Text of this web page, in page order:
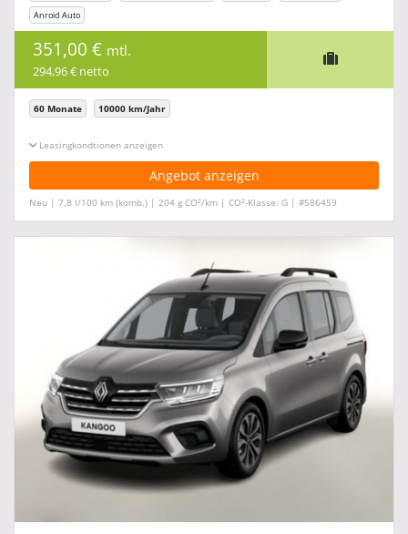
Anroid Auto
351,00 € mtl.
294,96 € netto
60 Monate 10000 km/Jahr
Leasingkonditionen ein-/ausblenden
Angebot anzeigen
Neu | 7,8 l/100 km (komb.) | 204 g CO2/km | CO2-Klasse: G | #586459